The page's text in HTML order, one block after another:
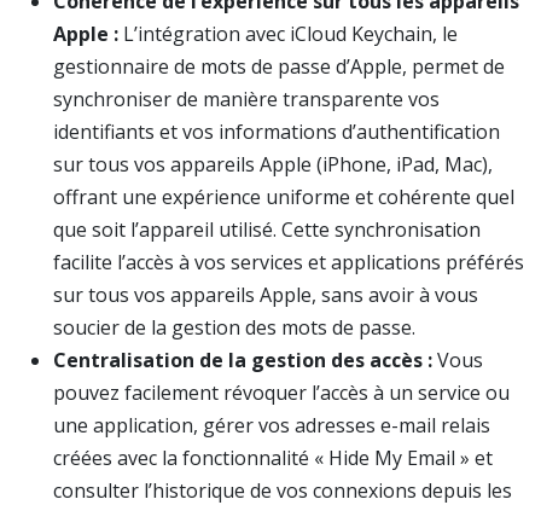
Apple : L’intégration avec iCloud Keychain, le
gestionnaire de mots de passe d’Apple, permet de
synchroniser de manière transparente vos
identifiants et vos informations d’authentification
sur tous vos appareils Apple (iPhone, iPad, Mac),
offrant une expérience uniforme et cohérente quel
que soit l’appareil utilisé. Cette synchronisation
facilite l’accès à vos services et applications préférés
sur tous vos appareils Apple, sans avoir à vous
soucier de la gestion des mots de passe.
Centralisation de la gestion des accès :Vous
pouvez facilement révoquer l’accès à un service ou
une application, gérer vos adresses e-mail relais
créées avec la fonctionnalité « Hide My Email » et
consulter l’historique de vos connexions depuis les